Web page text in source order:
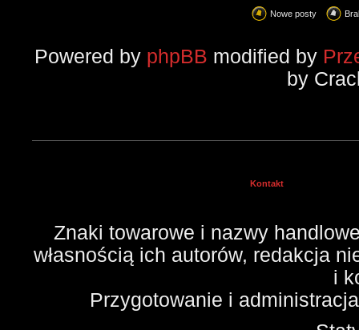
Nowe posty
Powered by phpBB modified by
by
Kontakt
Znaki towarowe i nazwy
własnością ich autorów, redakcja
i
Przygotowanie i